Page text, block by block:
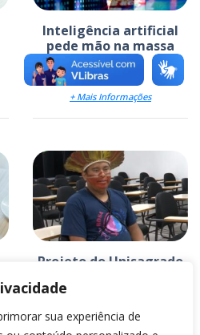
sua experiência de
Inteligência artificial
pede mão na massa
+ Mais Informações
Projeto do Unisagrado
+ Mais Informações